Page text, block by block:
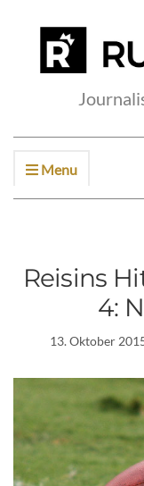
Menu
Reisins
4:
13. Oktober